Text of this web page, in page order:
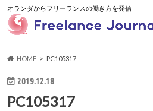
オランダからフリーランスの働き方を発信
HOME PC105317
2019.12.18
PC105317